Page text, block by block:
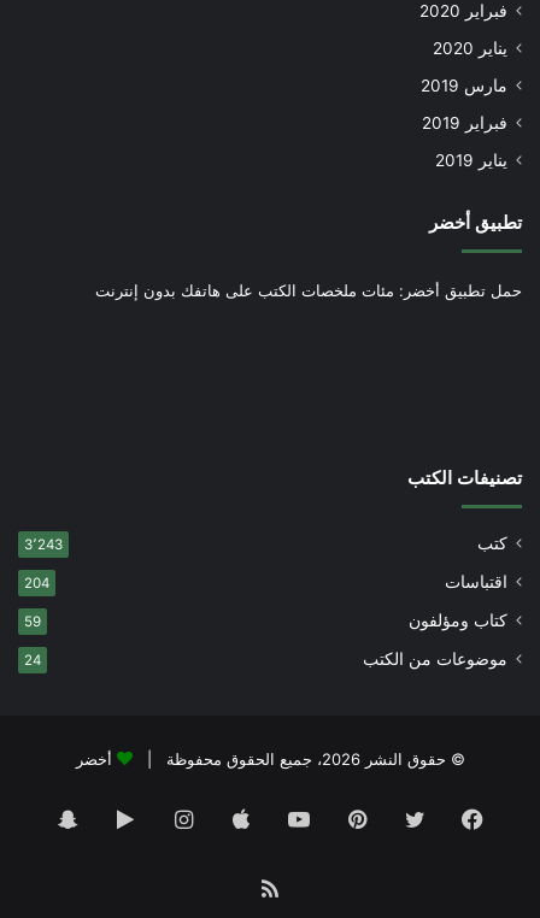
فبراير 2020
يناير 2020
مارس 2019
فبراير 2019
يناير 2019
تطبيق أخضر
حمل تطبيق أخضر: مئات ملخصات الكتب على هاتفك بدون إنترنت
تصنيفات الكتب
كتب 3٬243
اقتباسات 204
كتاب ومؤلفون 59
موضوعات من الكتب 24
© حقوق النشر 2026، جميع الحقوق محفوظة | أخضر
فيسبوك تويتر بينتيريستيوتيوب انستقرام‏Google
ملخص